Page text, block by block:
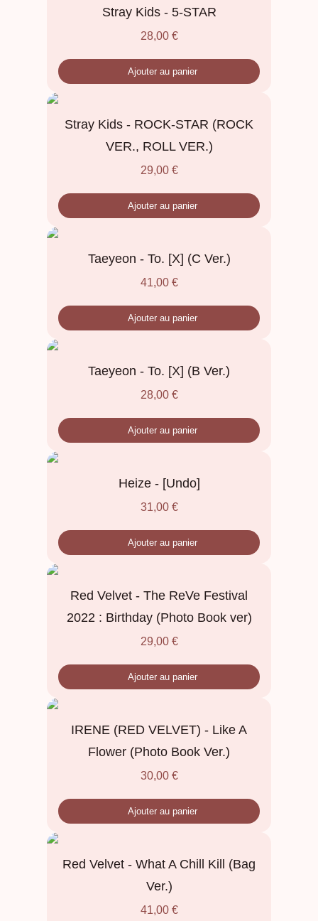
Stray Kids - 5-STAR
28,00 €
Ajouter au panier
Stray Kids - ROCK-STAR (ROCK
VER., ROLL VER.)
29,00 €
Ajouter au panier
Taeyeon - To. [X] (C Ver.)
41,00 €
Ajouter au panier
Taeyeon - To. [X] (B Ver.)
28,00 €
Ajouter au panier
Heize - [Undo]
31,00 €
Ajouter au panier
Red Velvet - The ReVe Festival
2022 : Birthday (Photo Book ver)
29,00 €
Ajouter au panier
IRENE (RED VELVET) - Like A
Flower (Photo Book Ver.)
30,00 €
Ajouter au panier
Red Velvet - What A Chill Kill (Bag
Ver.)
41,00 €